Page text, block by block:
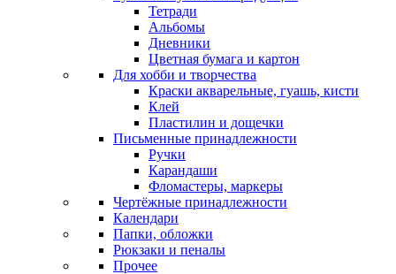
Тетради
Альбомы
Дневники
Цветная бумага и картон
Для хобби и творчества
Краски акварельные, гуашь, кисти
Клей
Пластилин и дощечки
Письменные принадлежности
Ручки
Карандаши
Фломастеры, маркеры
Чертёжные принадлежности
Календари
Папки, обложки
Рюкзаки и пеналы
Прочее